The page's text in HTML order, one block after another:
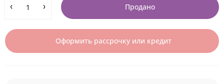
Продано
Оформить рассрочку или кредит